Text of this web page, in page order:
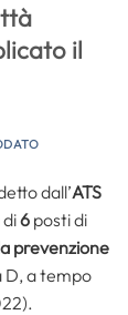
il
dall’ATS
6 posti di
prevenzione
D, a tempo